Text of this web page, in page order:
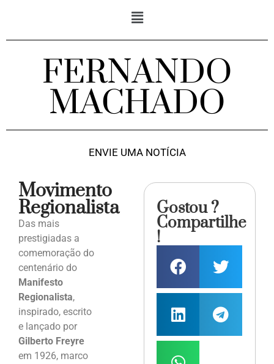
FERNANDO
MACHADO
ENVIE UMA NOTÍCIA
Movimento
Regionalista
Das mais
prestigiadas a
comemoração do
centenário do
Manifesto
Regionalista,
inspirado, escrito
e lançado por
Gilberto Freyre
em 1926, marco
Gostou ?
Compartilhe
!